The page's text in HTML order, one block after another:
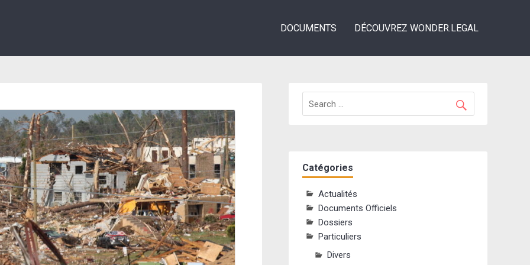
DOCUMENTS DÉCOUVREZ WONDER.LEGAL
Catégories
Actualités
Documents Officiels
Dossiers
Particuliers
Divers